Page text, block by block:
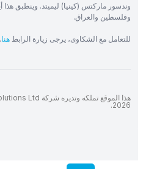
وندسور ماركتس (كينيا) ليميتد. وينطبق هذا
وفلسطين والعراق.
للتعامل مع الشكاوى، يرجى زيارة الرابط هنا.
2026.